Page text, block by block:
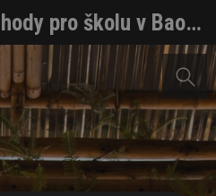
Záchody pro školu v Bao Lac: Moderní zázemí z hlíny a bambusu